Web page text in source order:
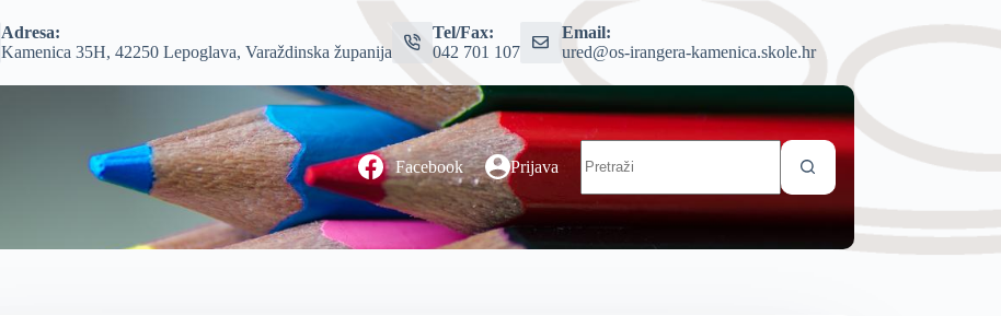
Adresa:
Kamenica 35H, 42250 Lepoglava, Varaždinska županija
Tel/Fax:
042 701 107
Email:
ured@os-irangera-kamenica.skole.hr
Facebook Prijava